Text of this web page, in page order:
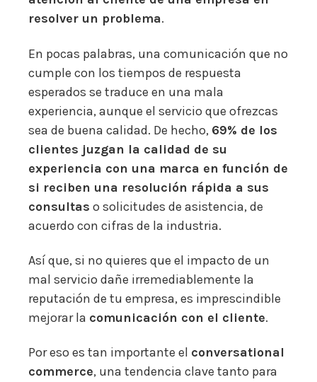
resolver un problema.
En pocas palabras, una comunicación que no
cumple con los tiempos de respuesta
esperados se traduce en una mala
experiencia, aunque el servicio que ofrezcas
sea de buena calidad. De hecho, 69% de los
clientes juzgan la calidad de su
experiencia con una marca en función de
si reciben una resolución rápida a sus
consultas o solicitudes de asistencia, de
acuerdo con cifras de la industria.
Así que, si no quieres que el impacto de un
mal servicio dañe irremediablemente la
reputación de tu empresa, es imprescindible
mejorar la comunicación con el cliente.
Por eso es tan importante el conversational
commerce, una tendencia clave tanto para